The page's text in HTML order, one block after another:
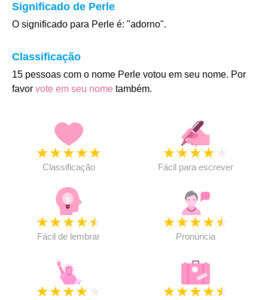
Significado de Perle
O significado para Perle é: "adorno".
Classificação
15 pessoas com o nome Perle votou em seu nome. Por
favor vote em seu nome também.
★★★★★
Classificação
★★★★
Fácil para escrever
★★★★★
Fácil de lembrar
★★★★★
Pronúncia
★★★★ ★★★★★